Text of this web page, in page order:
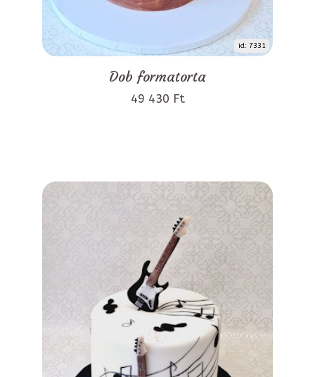
id: 7331
Dob formatorta
49 430 Ft